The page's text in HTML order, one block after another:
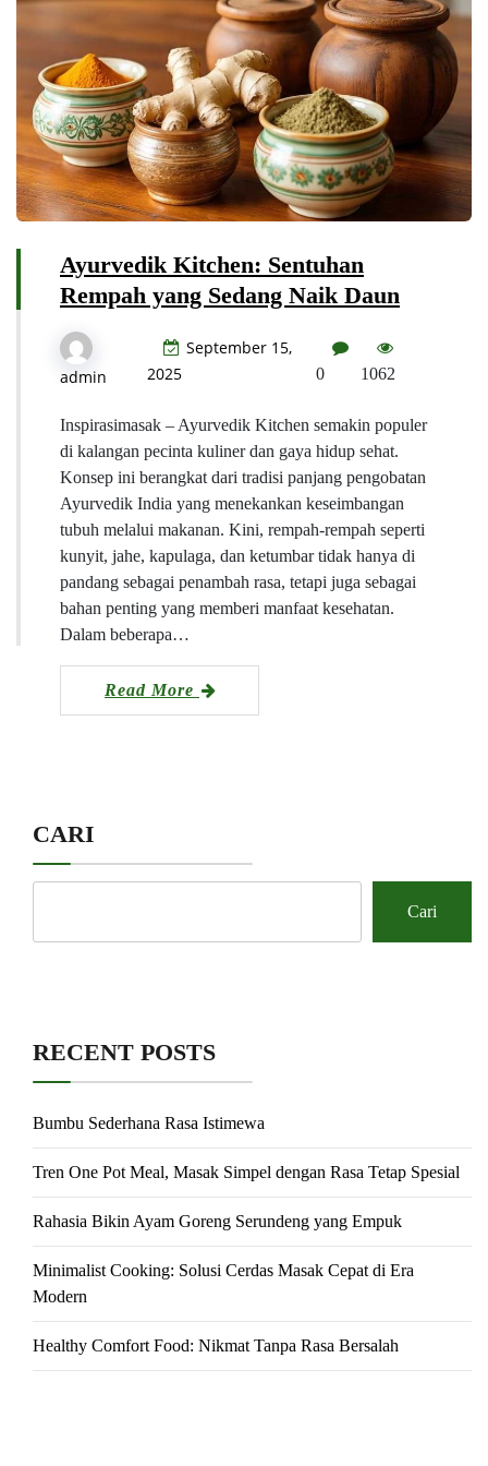
Ayurvedik Kitchen: Sentuhan
Rempah yang Sedang Naik Daun
admin
September 15,
2025
0 1062
Inspirasimasak – Ayurvedik Kitchen semakin populer
di kalangan pecinta kuliner dan gaya hidup sehat.
Konsep ini berangkat dari tradisi panjang pengobatan
Ayurvedik India yang menekankan keseimbangan
tubuh melalui makanan. Kini, rempah-rempah seperti
kunyit, jahe, kapulaga, dan ketumbar tidak hanya di
pandang sebagai penambah rasa, tetapi juga sebagai
bahan penting yang memberi manfaat kesehatan.
Dalam beberapa…
Read More
CARI
Cari
RECENT POSTS
Bumbu Sederhana Rasa Istimewa
Tren One Pot Meal, Masak Simpel dengan Rasa Tetap Spesial
Rahasia Bikin Ayam Goreng Serundeng yang Empuk
Minimalist Cooking: Solusi Cerdas Masak Cepat di Era
Modern
Healthy Comfort Food: Nikmat Tanpa Rasa Bersalah